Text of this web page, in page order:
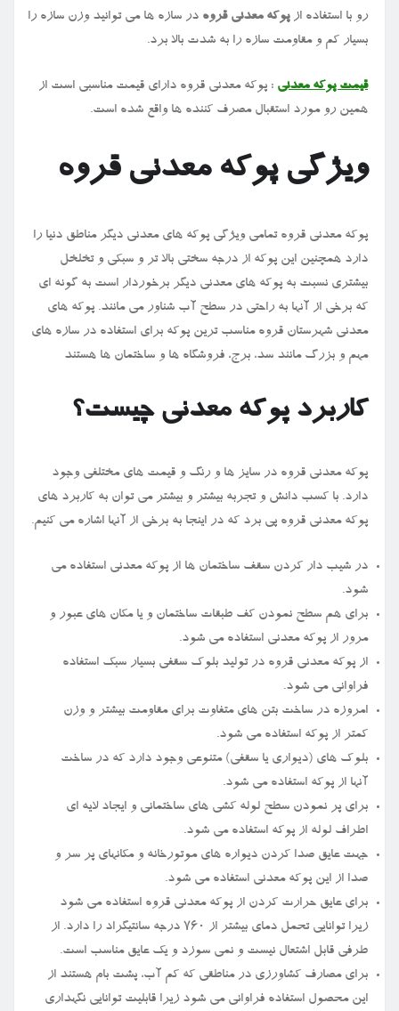
رو با استفاده ازپوکه معدنی قروه در سازه ها می ‌توانید وزن سازه را
بسیار کم و مقاومت سازه را به شدت بالا برد.
قیمت پوکه معدنی : پوکه معدنی قروه دارای قیمت مناسبی است از
همین رو مورد استقبال مصرف کننده ها واقع شده است.
ویژگی پوکه معدنی قروه
پوکه معدنی قروه تمامی ویژگی پوکه های معدنی دیگر مناطق دنیا را
دارد همچنین این پوکه از درجه سختی بالا تر و سبکی و تخلخل
بیشتری نسبت به پوکه های معدنی دیگر برخوردار است به گونه ای
که برخی از آنها به راحتی در سطح آب شناور می ‌مانند. پوکه های
معدنی شهرستان قروه مناسب ترین پوکه برای استفاده در سازه های
مهم و بزرگ مانند سد، برج، فروشگاه ها و ساختمان ها هستند
کاربرد پوکه معدنی چیست؟
پوکه معدنی قروه در سایز ها و رنگ و قیمت های مختلفی وجود
دارد. با کسب دانش و تجربه بیشتر و بیشتر می‌ توان به کاربرد های
پوکه معدنی قروه پی برد که در اینجا به برخی از آنها اشاره می ‌کنیم.
در شیب دار کردن سقف ساختمان ها از پوکه معدنی استفاده می
‌شود.
برای هم سطح نمودن کف طبقات ساختمان و یا مکان های عبور و
مرور از پوکه معدنی استفاده می‌ شود.
از پوکه معدنی قروه در تولید بلوک سقفی بسیار سبک استفاده
فراوانی می ‌شود.
امروزه در ساخت بتن های متفاوت برای مقاومت بیشتر و وزن
کمتر از پوکه استفاده می‌ شود.
بلوک های (دیواری یا سقفی) متنوعی وجود دارد که در ساخت
آنها از پوکه استفاده می ‌شود.
برای پر نمودن سطح لوله کشی ‌های ساختمانی و ایجاد لایه ای
اطراف لوله از پوکه استفاده می ‌شود.
جهت عایق صدا کردن دیواره های موتورخانه و مکانهای پر سر و
صدا از این پوکه معدنی استفاده می‌ شود.
برای عایق حرارت کردن از پوکه معدنی قروه استفاده می‌ شود
زیرا توانایی تحمل دمای بیشتر از ۷۶۰ درجه سانتیگراد را دارد. از
طرفی قابل اشتعال نیست و نمی سوزد و یک عایق مناسب است.
برای مصارف کشاورزی در مناطقی که کم آب، پشت بام هستند از
این محصول استفاده فراوانی می شود زیرا قابلیت توانایی نگهداری